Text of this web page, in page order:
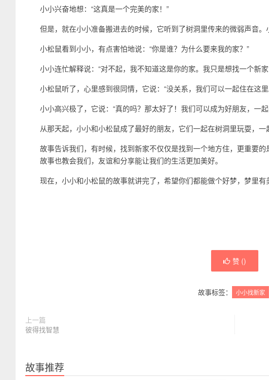
小小兴奋地想：“这真是一个完美的家！”
但是，就在小小准备搬进去的时候，它听到了树洞里传来的微弱声音。
小松鼠看到小小，有点害怕地说：“你是谁？为什么要来我的家？”
小小连忙解释说：“对不起，我不知道这是你的家。我只是想找一个新
小松鼠听了，心里感到很同情，它说：“没关系，我们可以一起住在这
小小高兴极了，它说：“真的吗？那太好了！我们可以成为好朋友，一
从那天起，小小和小松鼠成了最好的朋友，它们一起在树洞里玩耍，一
故事告诉我们，有时候，找到新家不仅仅是找到一个地方住，更重要
故事也教会我们，友谊和分享能让我们的生活更加美好。
现在，小小和小松鼠的故事就讲完了，希望你们都能做个好梦，梦里有
赞 ()
故事标签： 小小找新家
上一篇
彼得找智慧
故事推荐